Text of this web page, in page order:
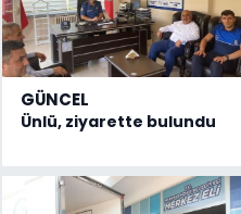
GÜNCEL
Ünlü, ziyarette bulundu